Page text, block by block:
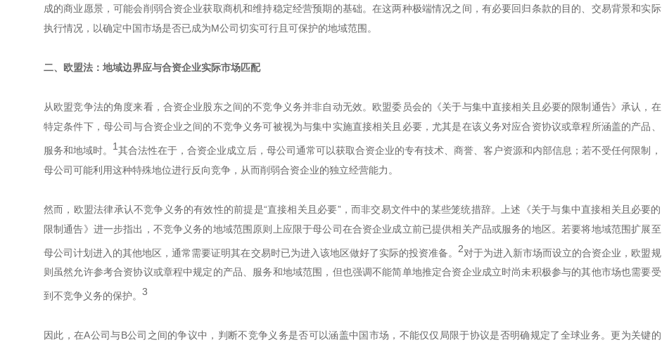
成的商业愿景，可能会削弱合资企业获取商机和维持稳定经营预期的基础。在这两种极端情况之间，有必要回归条款的目的、交易背景和实际
执行情况，以确定中国市场是否已成为M公司切实可行且可保护的地域范围。
二、欧盟法：地域边界应与合资企业实际市场匹配
从欧盟竞争法的角度来看，合资企业股东之间的不竞争义务并非自动无效。欧盟委员会的《关于与集中直接相关且必要的限制通告》承认，在
特定条件下，母公司与合资企业之间的不竞争义务可被视为与集中实施直接相关且必要，尤其是在该义务对应合资协议或章程所涵盖的产品、
服务和地域时。 1其合法性在于，合资企业成立后，母公司通常可以获取合资企业的专有技术、商誉、客户资源和内部信息；若不受任何限制，
母公司可能利用这种特殊地位进行反向竞争，从而削弱合资企业的独立经营能力。
然而，欧盟法律承认不竞争义务的有效性的前提是“直接相关且必要”，而非交易文件中的某些笼统措辞。上述《关于与集中直接相关且必要的
限制通告》进一步指出，不竞争义务的地域范围原则上应限于母公司在合资企业成立前已提供相关产品或服务的地区。若要将地域范围扩展至
母公司计划进入的其他地区，通常需要证明其在交易时已为进入该地区做好了实际的投资准备。2对于为进入新市场而设立的合资企业，欧盟规
则虽然允许参考合资协议或章程中规定的产品、服务和地域范围，但也强调不能简单地推定合资企业成立时尚未积极参与的其他市场也需要受
到不竞争义务的保护。 3
因此，在A公司与B公司之间的争议中，判断不竞争义务是否可以涵盖中国市场，不能仅仅局限于协议是否明确规定了全球业务。更为关键的